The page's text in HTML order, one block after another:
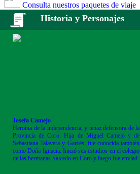
Consulta nuestros paquetes de viaje
Historia y Personajes
Josefa Camejo
Heroína de la independencia, y tenaz defensora de la
Provincia de Coro. Hija de Miguel Camejo y de
Sebastiana Talavera y Garcés, fue conocida también
como Doña Ignacia. Inició sus estudios en el colegio
de las hermanas Salcedo en Coro y luego fue enviad